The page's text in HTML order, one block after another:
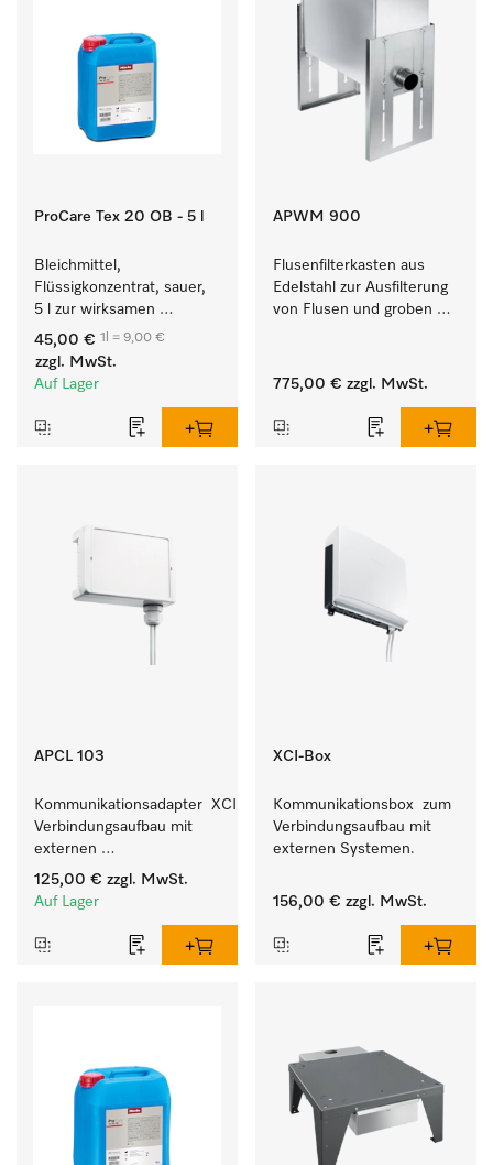
ProCare Tex 20 OB - 5 l
Bleichmittel,
Flüssigkonzentrat, sauer,
5 l zur wirksamen
Entfernung von
hartnäckigen Flecken.
45,00 € 1l = 9,00 €
zzgl. MwSt.
Auf Lager
APWM 900
Flusenfilterkasten aus
Edelstahl zur Ausfilterung
von Flusen und groben
775,00 € zzgl. MwSt.
APCL 103
Kommunikationsadapter  XCI zum
Verbindungsaufbau mit
externen
Kassiersystemen.
125,00 € zzgl. MwSt.
Auf Lager
XCI-Box
Kommunikationsbox  zum
Verbindungsaufbau mit
externen Systemen.
156,00 € zzgl. MwSt.